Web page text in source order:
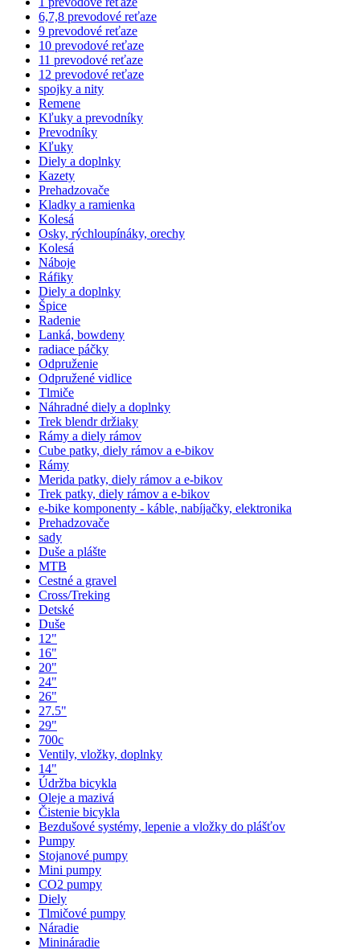
6,7,8 prevodové reťaze
9 prevodové reťaze
10 prevodové reťaze
11 prevodové reťaze
12 prevodové reťaze
spojky a nity
Remene
Kľuky a prevodníky
Prevodníky
Kľuky
Diely a doplnky
Kazety
Prehadzovače
Kladky a ramienka
Kolesá
Osky, rýchloupínáky, orechy
Kolesá
Náboje
Ráfiky
Diely a doplnky
Špice
Radenie
Lanká, bowdeny
radiace páčky
Odpruženie
Odpružené vidlice
Tlmiče
Náhradné diely a doplnky
Trek blendr držiaky
Rámy a diely rámov
Cube patky, diely rámov a e-bikov
Rámy
Merida patky, diely rámov a e-bikov
Trek patky, diely rámov a e-bikov
e-bike komponenty - káble, nabíjačky, elektronika
Prehadzovače
sady
Duše a plášte
MTB
Cestné a gravel
Cross/Treking
Detské
Duše
12"
16"
20"
24"
26"
27.5"
29"
700c
Ventily, vložky, doplnky
14"
Údržba bicykla
Oleje a mazivá
Čistenie bicykla
Bezdušové systémy, lepenie a vložky do plášťov
Pumpy
Stojanové pumpy
Mini pumpy
CO2 pumpy
Diely
Tlmičové pumpy
Náradie
Minináradie